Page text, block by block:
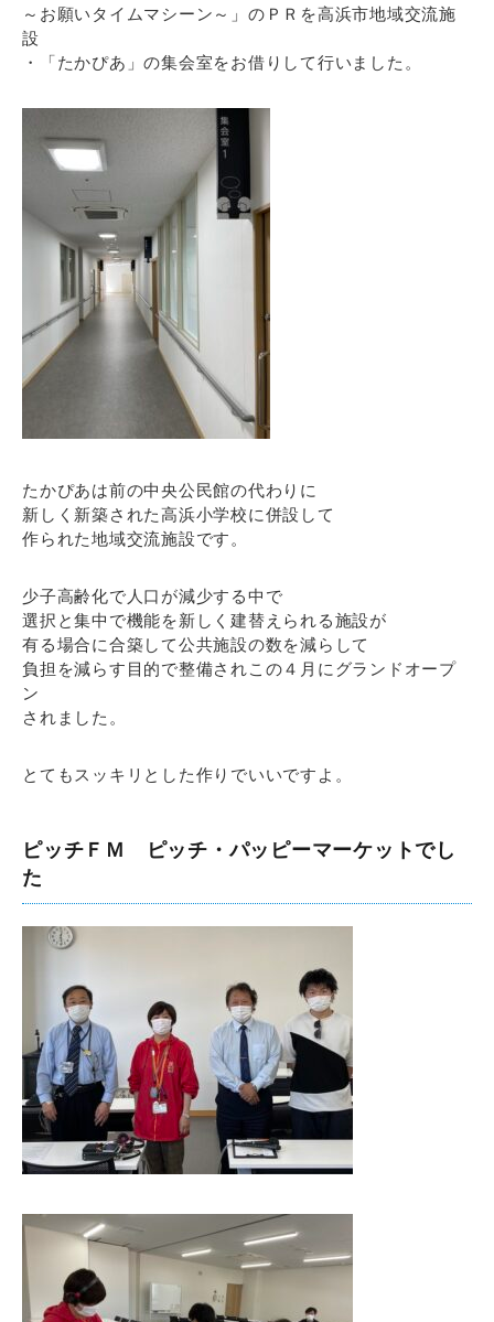
～お願いタイムマシーン～」のＰＲを高浜市地域交流施
設
・「たかぴあ」の集会室をお借りして行いました。
たかぴあは前の中央公民館の代わりに
新しく新築された高浜小学校に併設して
作られた地域交流施設です。
少子高齢化で人口が減少する中で
選択と集中で機能を新しく建替えられる施設が
有る場合に合築して公共施設の数を減らして
負担を減らす目的で整備されこの４月にグランドオープ
ン
されました。
とてもスッキリとした作りでいいですよ。
ピッチＦＭ ピッチ・パッピーマーケットでし
た